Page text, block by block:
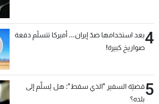
4بعد استخدامها ضدّ إيران... أميركا تتسلّم دفعة
صواريخ كبيرة!
5قضيّة السفير "الذي سقط": هل يُسلَّم إلى
بلده؟